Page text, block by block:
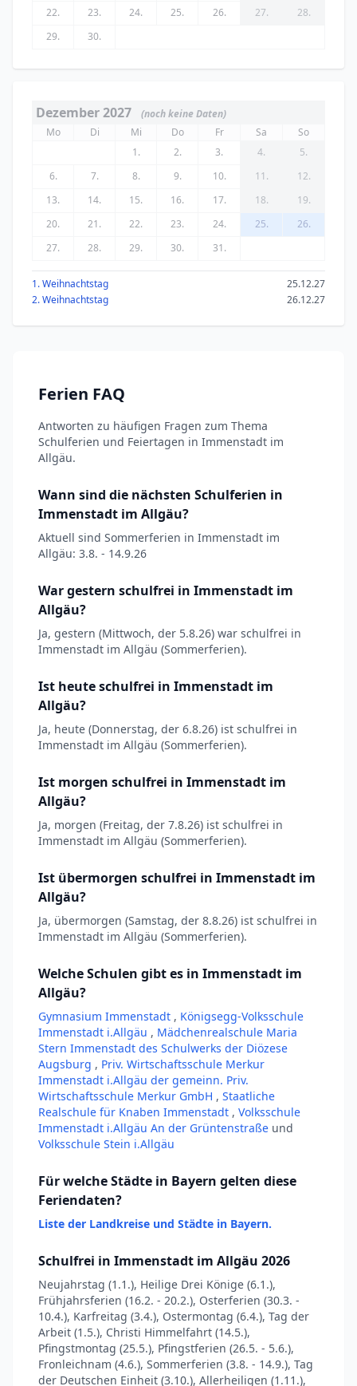
22.
23. 24. 25. 26. 27.
28.
29.
30.
Dezember 2027
(noch keine Daten)
Mo
Di Mi Do Fr Sa
So
1.
2. 3. 4.
5.
6.
7. 8. 9. 10. 11.
12.
13.
14. 15. 16. 17. 18.
19.
20.
21. 22. 23. 24. 25.
26.
27.
28. 29. 30. 31.
1. Weihnachtstag
25.12.27
2. Weihnachtstag
26.12.27
Ferien FAQ
Antworten zu häufigen Fragen zum Thema
Schulferien und Feiertagen in Immenstadt im
Allgäu.
Wann sind die nächsten Schulferien in
Immenstadt im Allgäu?
Aktuell sind Sommerferien in Immenstadt im
Allgäu: 3.8. - 14.9.26
War gestern schulfrei in Immenstadt im
Allgäu?
Ja, gestern (Mittwoch, der 5.8.26) war schulfrei in
Immenstadt im Allgäu (Sommerferien).
Ist heute schulfrei in Immenstadt im
Allgäu?
Ja, heute (Donnerstag, der 6.8.26) ist schulfrei in
Immenstadt im Allgäu (Sommerferien).
Ist morgen schulfrei in Immenstadt im
Allgäu?
Ja, morgen (Freitag, der 7.8.26) ist schulfrei in
Immenstadt im Allgäu (Sommerferien).
Ist übermorgen schulfrei in Immenstadt im
Allgäu?
Ja, übermorgen (Samstag, der 8.8.26) ist schulfrei in
Immenstadt im Allgäu (Sommerferien).
Welche Schulen gibt es in Immenstadt im
Allgäu?
Gymnasium Immenstadt , Königsegg-Volksschule
Immenstadt i.Allgäu , Mädchenrealschule Maria
Stern Immenstadt des Schulwerks der Diözese
Augsburg , Priv. Wirtschaftsschule Merkur
Immenstadt i.Allgäu der gemeinn. Priv.
Wirtschaftsschule Merkur GmbH , Staatliche
Realschule für Knaben Immenstadt , Volksschule
Immenstadt i.Allgäu An der Grüntenstraße und
Volksschule Stein i.Allgäu
Für welche Städte in Bayern gelten diese
Feriendaten?
Liste der Landkreise und Städte in Bayern.
Schulfrei in Immenstadt im Allgäu 2026
Neujahrstag (1.1.), Heilige Drei Könige (6.1.),
Frühjahrsferien (16.2. - 20.2.), Osterferien (30.3. -
10.4.), Karfreitag (3.4.), Ostermontag (6.4.), Tag der
Arbeit (1.5.), Christi Himmelfahrt (14.5.),
Pfingstmontag (25.5.), Pfingstferien (26.5. - 5.6.),
Fronleichnam (4.6.), Sommerferien (3.8. - 14.9.), Tag
der Deutschen Einheit (3.10.), Allerheiligen (1.11.),